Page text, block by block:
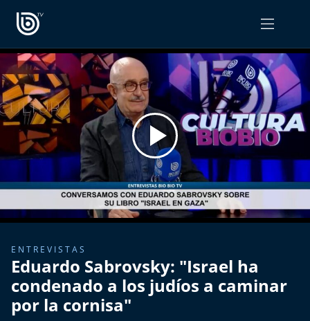
PROGRAMAS
Radiograma
Expreso Bío Bío
Podría Ser Peor
La Entrevista de Tomás Mosciatti
Entrevistas BioBioTV
Comentarios de Tomás Mosciatti
Más de Ti Podcast
OPINIÓN
PODCAST RADIOGRAMA
ENTREVISTAS
Eduardo Sabrovsky: "Israel ha
condenado a los judíos a caminar
por la cornisa"